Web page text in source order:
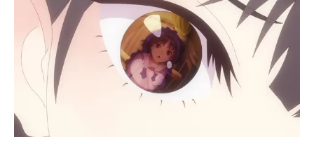
FLECTIONRAY/澪』が“アニメイズ
ム”枠ほかにて好評放送中です。この
たび、第9話のあらすじと先行カット
が公開されました！モモ（CV：高倉
有加）に流れてきた美弦（CV:上田麗
奈）との記憶。その真実を探るため
に単独行動していたモモは聖イネス